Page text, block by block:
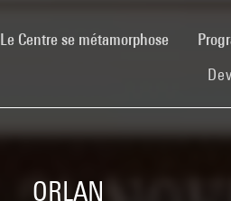
Le Centre se métamorphose(current)
ORLAN